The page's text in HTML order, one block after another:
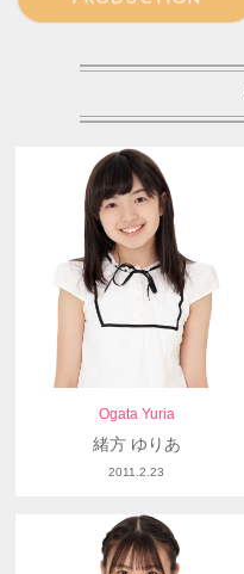
Ogata Yuria
緒方 ゆりあ
2011.2.23